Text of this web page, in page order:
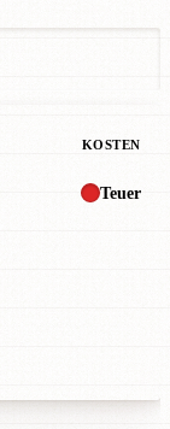
KOSTEN
Teuer